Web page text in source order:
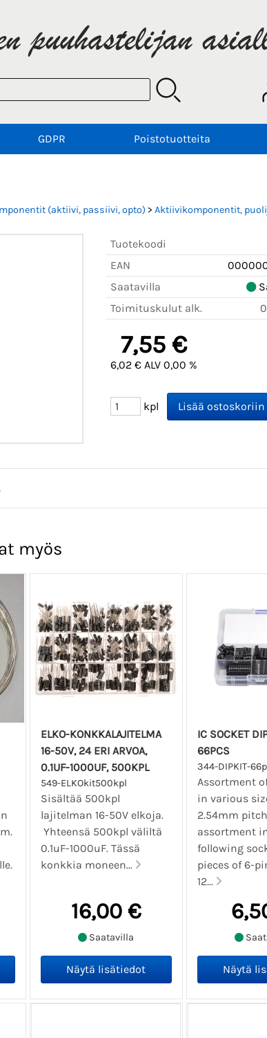
GDPR Poistotuotteita
(aktiivi, passiivi, opto) > Aktiivikomponentit,
Tuotekoodi
EAN
Saatavilla
Toimituskulut alk.
7,55 €
6,02 € ALV 0,00 %
kpl
myös
ELKO-KONKKALAJITELMA
16-50V, 24 ERI ARVOA,
0.1UF-1000UF, 500KPL
549-ELKOkit500kpl
Sisältää 500kpl
lajitelman 16-50V elkoja.
Yhteensä 500kpl väliltä
0.1uF-1000uF. Tässä
konkkia moneen...
16,00 €
Saatavilla
IC SOCKET
66PCS
344-DIPKIT-
Assortment
in various
2.54mm
assortment
following
pieces of 6-
12...